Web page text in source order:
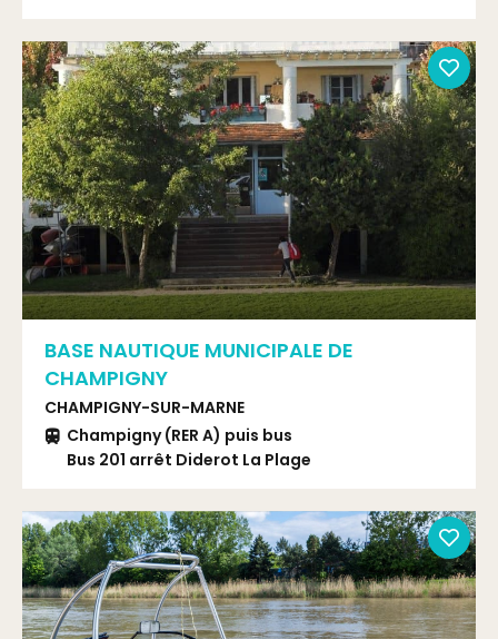
BASE NAUTIQUE MUNICIPALE DE
CHAMPIGNY
CHAMPIGNY-SUR-MARNE
Champigny (RER A) puis bus
Bus 201 arrêt Diderot La Plage